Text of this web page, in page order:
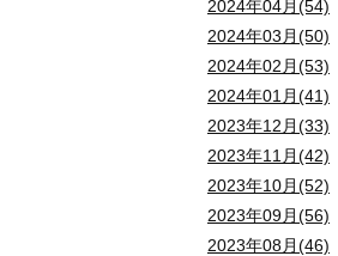
2024年04月(54)
2024年03月(50)
2024年02月(53)
2024年01月(41)
2023年12月(33)
2023年11月(42)
2023年10月(52)
2023年09月(56)
2023年08月(46)